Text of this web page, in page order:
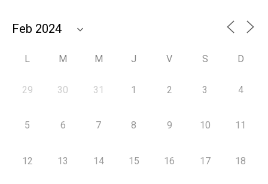
L M M J V S D
29 30 31 1 2 3 4
5 6 7 8 9 10 11
12 13 14 15 16 17 18